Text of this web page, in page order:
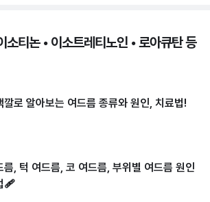
소티논 • 이소트레티노인 • 로아큐탄 등
깔로 알아보는 여드름 종류와 원인, 치료법!
름, 턱 여드름, 코 여드름, 부위별 여드름 원인
🩹